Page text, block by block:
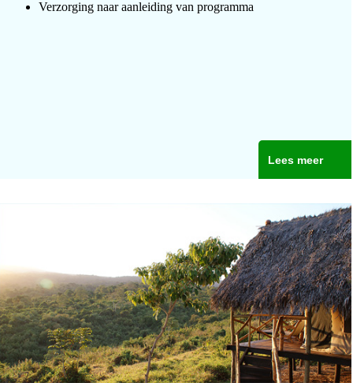
Verzorging naar aanleiding van programma
Lees meer